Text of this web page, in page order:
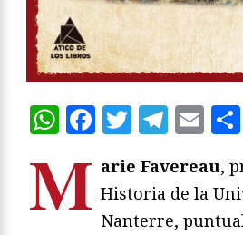
WhatsApp
Facebook
Twitter
M arie Favereau,
Historia de la
Nanterre,